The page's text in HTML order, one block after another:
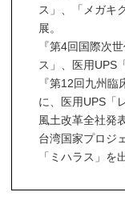
ス」、「メガキ
展。
『第4回国際次
ス」、医用UPS
『第12回九州臨
に、医用UPS「
風土改革全社発
台湾国家プロジ
「ミハラス」を